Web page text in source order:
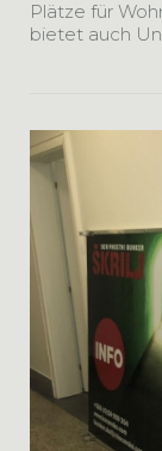
Plätze für
bietet auch